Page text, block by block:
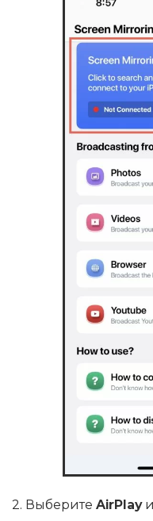
2. Выберите AirPlayи